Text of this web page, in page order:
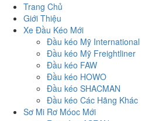
Trang Chủ
Giới Thiệu
Xe Đầu Kéo Mới
Đầu kéo Mỹ International
Đầu kéo Mỹ Freightliner
Đầu kéo FAW
Đầu kéo HOWO
Đầu kéo SHACMAN
Đầu kéo Các Hãng Khác
Sơ Mi Rơ Móoc Mới